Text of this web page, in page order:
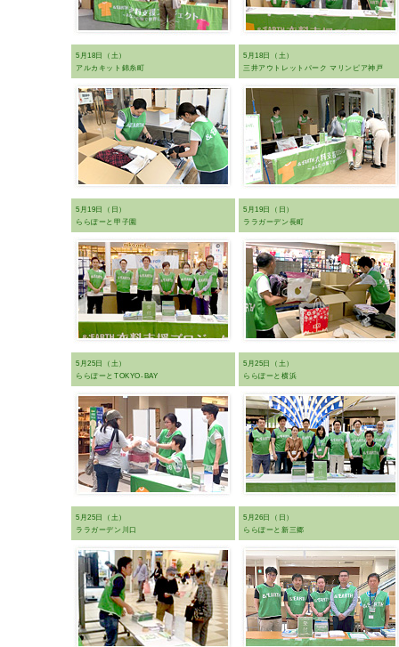
5月18日（土）
アルカキット錦糸町
5月18日（土）
三井アウトレットパーク マリンピア神戸
5月19日（日）
ららぽーと甲子園
5月19日（日）
ララガーデン長町
5月25日（土）
ららぽーとTOKYO-BAY
5月25日（土）
ららぽーと横浜
5月25日（土）
ララガーデン川口
5月26日（日）
ららぽーと新三郷